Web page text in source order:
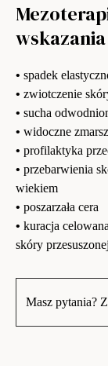
wskazania
• spadek
• zwiotczenie
• sucha
• widoczne
• profilaktyka
• przebarwienia
wiekiem
• poszarzała cera
• kuracja
skóry
Masz pytania?